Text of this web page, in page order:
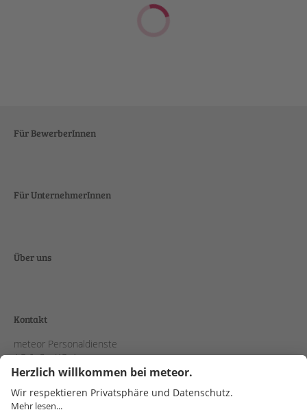
Für BewerberInnen
Für UnternehmerInnen
Über uns
Kontakt
meteor Personaldienste
AG & Co. KGaA
Schanzenstraße 38
51063 Köln